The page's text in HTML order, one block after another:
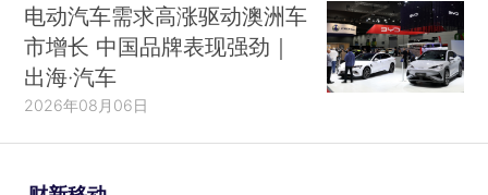
电动汽车需求高涨驱动澳洲车
市增长 中国品牌表现强劲｜
出海·汽车
2026年08月06日